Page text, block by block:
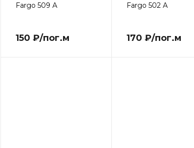
Fargo 509 А
150 ₽/пог.м
Fargo 502 А
170 ₽/пог.м